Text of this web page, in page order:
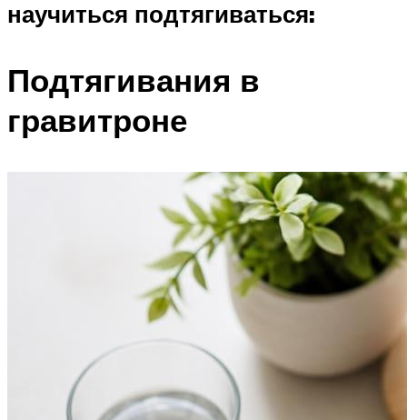
научиться подтягиваться:
Подтягивания в
гравитроне